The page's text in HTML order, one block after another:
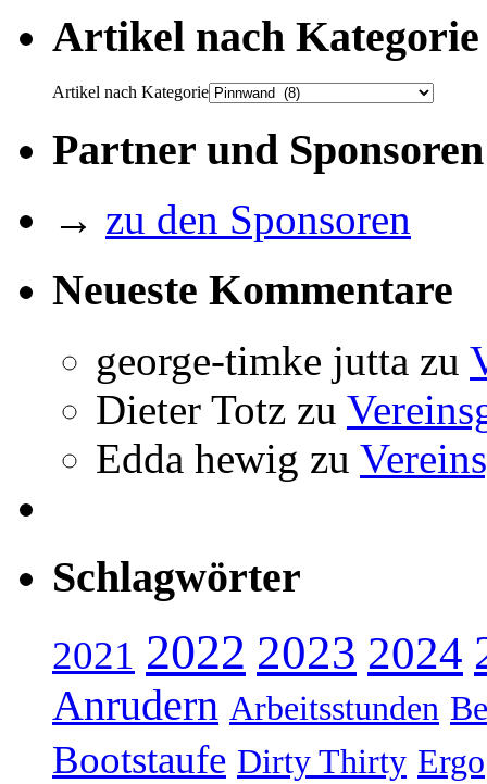
Artikel nach Kategorie
Artikel nach Kategorie
Partner und Sponsoren
→ zu den Sponsoren
Neueste Kommentare
george-timke jutta zu
Dieter Totz zu
Edda hewig zu
Schlagwörter
2021 2022 2023 2024
Anrudern Arbeitsstunden
Bootstaufe Dirty Thirty Ergo